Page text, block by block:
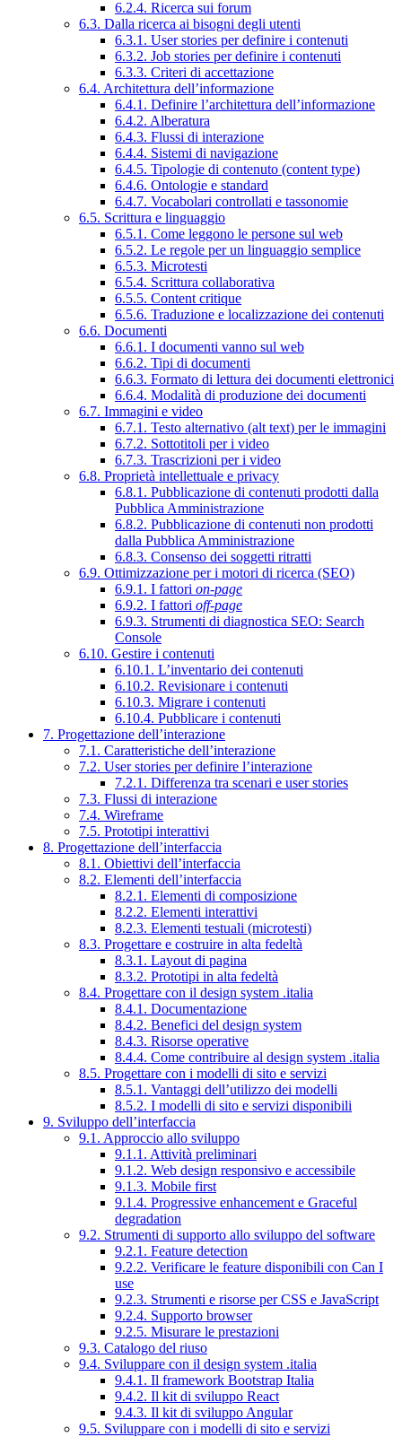
6.2.4. Ricerca sui forum
6.3. Dalla ricerca ai bisogni degli utenti
6.3.1. User stories per definire i contenuti
6.3.2. Job stories per definire i contenuti
6.3.3. Criteri di accettazione
6.4. Architettura dell’informazione
6.4.1. Definire l’architettura dell’informazione
6.4.2. Alberatura
6.4.3. Flussi di interazione
6.4.4. Sistemi di navigazione
6.4.5. Tipologie di contenuto (content type)
6.4.6. Ontologie e standard
6.4.7. Vocabolari controllati e tassonomie
6.5. Scrittura e linguaggio
6.5.1. Come leggono le persone sul web
6.5.2. Le regole per un linguaggio semplice
6.5.3. Microtesti
6.5.4. Scrittura collaborativa
6.5.5. Content critique
6.5.6. Traduzione e localizzazione dei contenuti
6.6. Documenti
6.6.1. I documenti vanno sul web
6.6.2. Tipi di documenti
6.6.3. Formato di lettura dei documenti elettronici
6.6.4. Modalità di produzione dei documenti
6.7. Immagini e video
6.7.1. Testo alternativo (alt text) per le immagini
6.7.2. Sottotitoli per i video
6.7.3. Trascrizioni per i video
6.8. Proprietà intellettuale e privacy
6.8.1. Pubblicazione di contenuti prodotti dalla
Pubblica Amministrazione
6.8.2. Pubblicazione di contenuti non prodotti
dalla Pubblica Amministrazione
6.8.3. Consenso dei soggetti ritratti
6.9. Ottimizzazione per i motori di ricerca (SEO)
6.9.1. I fattori on-page
6.9.2. I fattori off-page
6.9.3. Strumenti di diagnostica SEO: Search
Console
6.10. Gestire i contenuti
6.10.1. L’inventario dei contenuti
6.10.2. Revisionare i contenuti
6.10.3. Migrare i contenuti
6.10.4. Pubblicare i contenuti
7. Progettazione dell’interazione
7.1. Caratteristiche dell’interazione
7.2. User stories per definire l’interazione
7.2.1. Differenza tra scenari e user stories
7.3. Flussi di interazione
7.4. Wireframe
7.5. Prototipi interattivi
8. Progettazione dell’interfaccia
8.1. Obiettivi dell’interfaccia
8.2. Elementi dell’interfaccia
8.2.1. Elementi di composizione
8.2.2. Elementi interattivi
8.2.3. Elementi testuali (microtesti)
8.3. Progettare e costruire in alta fedeltà
8.3.1. Layout di pagina
8.3.2. Prototipi in alta fedeltà
8.4. Progettare con il design system .italia
8.4.1. Documentazione
8.4.2. Benefici del design system
8.4.3. Risorse operative
8.4.4. Come contribuire al design system .italia
8.5. Progettare con i modelli di sito e servizi
8.5.1. Vantaggi dell’utilizzo dei modelli
8.5.2. I modelli di sito e servizi disponibili
9. Sviluppo dell’interfaccia
9.1. Approccio allo sviluppo
9.1.1. Attività preliminari
9.1.2. Web design responsivo e accessibile
9.1.3. Mobile first
9.1.4. Progressive enhancement e Graceful
degradation
9.2. Strumenti di supporto allo sviluppo del software
9.2.1. Feature detection
9.2.2. Verificare le feature disponibili con Can I
use
9.2.3. Strumenti e risorse per CSS e JavaScript
9.2.4. Supporto browser
9.2.5. Misurare le prestazioni
9.3. Catalogo del riuso
9.4. Sviluppare con il design system .italia
9.4.1. Il framework Bootstrap Italia
9.4.2. Il kit di sviluppo React
9.4.3. Il kit di sviluppo Angular
9.5. Sviluppare con i modelli di sito e servizi